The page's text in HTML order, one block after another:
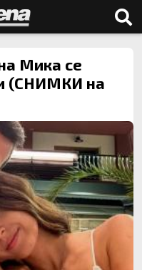
Мика се
(СНИМКИ на